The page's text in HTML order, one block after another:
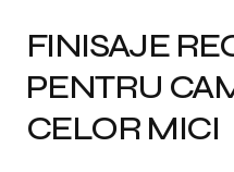
FINISAJE
PENTRU
CELOR MICI